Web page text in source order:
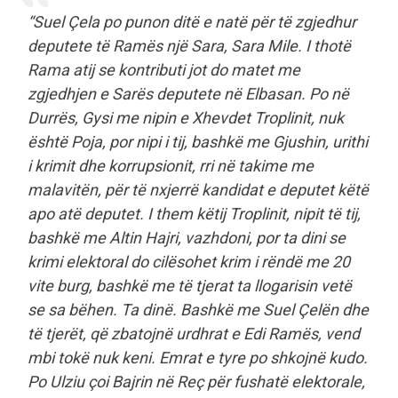
“Suel Çela po punon ditë e natë për të zgjedhur
deputete të Ramës një Sara, Sara Mile. I thotë
Rama atij se kontributi jot do matet me
zgjedhjen e Sarës deputete në Elbasan. Po në
Durrës, Gysi me nipin e Xhevdet Troplinit, nuk
është Poja, por nipi i tij, bashkë me Gjushin, urithi
i krimit dhe korrupsionit, rri në takime me
malavitën, për të nxjerrë kandidat e deputet këtë
apo atë deputet. I them këtij Troplinit, nipit të tij,
bashkë me Altin Hajri, vazhdoni, por ta dini se
krimi elektoral do cilësohet krim i rëndë me 20
vite burg, bashkë me të tjerat ta llogarisin vetë
se sa bëhen. Ta dinë. Bashkë me Suel Çelën dhe
të tjerët, që zbatojnë urdhrat e Edi Ramës, vend
mbi tokë nuk keni. Emrat e tyre po shkojnë kudo.
Po Ulziu çoi Bajrin në Reç për fushatë elektorale,